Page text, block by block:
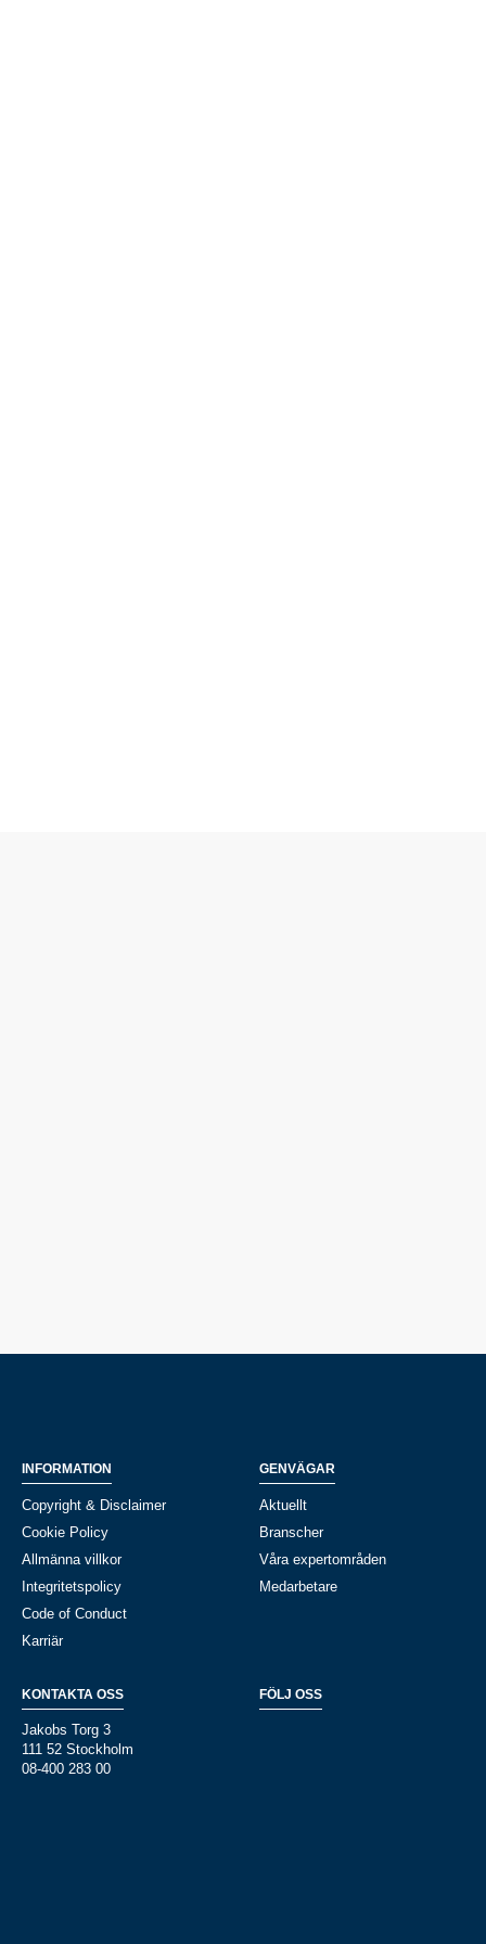
INFORMATION
Copyright & Disclaimer
Cookie Policy
Allmänna villkor
Integritetspolicy
Code of Conduct
Karriär
GENVÄGAR
Aktuellt
Branscher
Våra expertområden
Medarbetare
KONTAKTA OSS
Jakobs Torg 3
111 52 Stockholm
08-400 283 00
FÖLJ OSS